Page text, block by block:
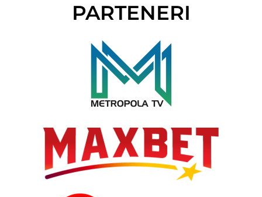
PARTENERI